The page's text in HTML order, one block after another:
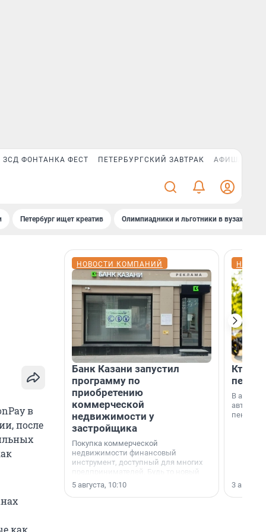
ЗСД ФОНТАНКА ФЕСТ ПЕТЕРБУРГСКИЙ ЗАВТРАК АФИША PLUS
Петербург ищет креатив Олимпиадники и льготники в вузах СПб
в
после
как
НОВОСТИ КОМПАНИЙ
Банк Казани запустил
программу по
приобретению
коммерческой
недвижимости у
застройщика
Покупка коммерческой
недвижимости финансовый
инструмент, доступный для многих
предпринимателей. Будь то новый
офис, склад, торговое помещение
или готовый арендный бизнес —
успех сделки зависит от правильного
5 августа, 10:10
Кто
В
пенсии.
3